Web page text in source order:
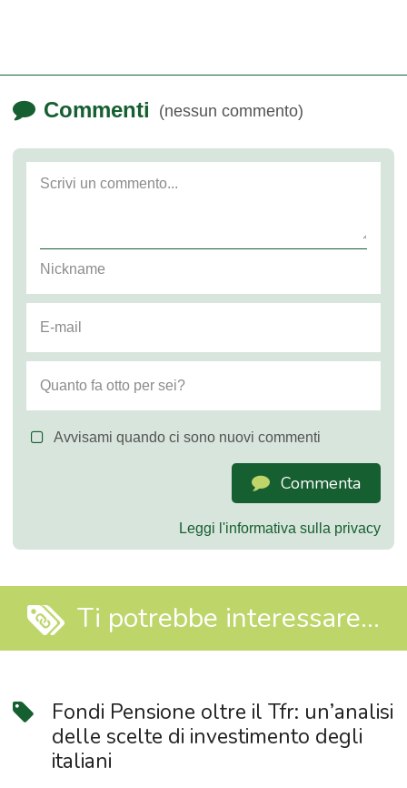
Commenti (nessun commento)
Avvisami quando ci sono nuovi commenti
Commenta
Leggi l'informativa sulla privacy
Ti potrebbe interessare...
Fondi Pensione oltre il Tfr: un’analisi
delle scelte di investimento degli
italiani